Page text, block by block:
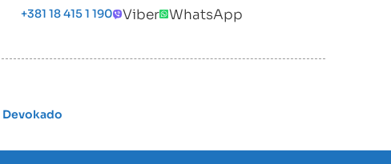
+381 18 415 1 190
Viber WhatsApp
Devokado